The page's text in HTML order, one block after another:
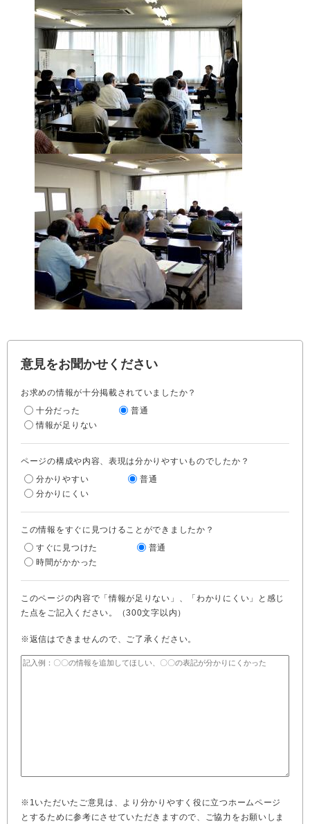
意見をお聞かせください
お求めの情報が十分掲載されていましたか？
十分だった
普通
情報が足りない
ページの構成や内容、表現は分かりやすいものでしたか？
分かりやすい
普通
分かりにくい
この情報をすぐに見つけることができましたか？
すぐに見つけた
普通
時間がかかった
このページの内容で「情報が足りない」、「わかりにくい」と感じ
た点をご記入ください。（300文字以内）
※返信はできませんので、ご了承ください。
※1いただいたご意見は、より分かりやすく役に立つホームページ
とするために参考にさせていただきますので、ご協力をお願いしま